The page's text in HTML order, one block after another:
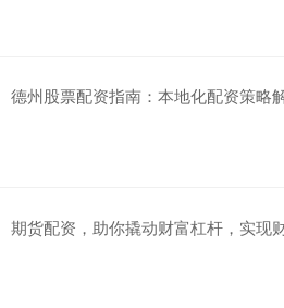
德州股票配资指南：本地化配资策略
期货配资，助你撬动财富杠杆，实现